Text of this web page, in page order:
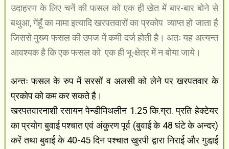
उदाहरण के लिए चनें की फसल को एक ही खेत में बार-बार बोने से
बथुआ, गेंहूँ का मामा इत्यादि खरपतवारों का प्रकोप व्याप्त हो जाता है
जिससे मुख्य फसल की उपज में कमी दर्ज होती है। अतः यह अत्यन्त
आवश्यक है कि एक फसल को एक ही भू-क्षेत्र में न बोया जाये।
अन्तः फसल के रुप में सरसों व अलसी को लेने पर खरपतवार के
प्रकोप को कम कर सकते है।
खरपतवारनाशी रसायन पेन्डीमिथलीन 1.25 कि.ग्रा. प्रति हेक्टेयर
का प्रयोग बुवाई पश्चात एवं अंकुरण पूर्व (बुवाई के 48 घंटे के अन्दर)
करें तथा बुवाई के 40-45 दिन पश्चात खुरपी द्वारा निराई और गुडा़ई